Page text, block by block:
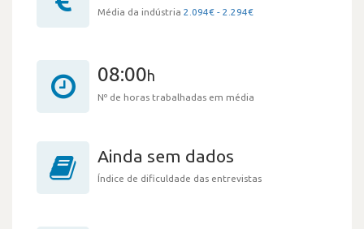
Média da indústria 2.094€ - 2.294€
08:00h
Nº de horas trabalhadas em média
Ainda sem dados
Índice de dificuldade das entrevistas